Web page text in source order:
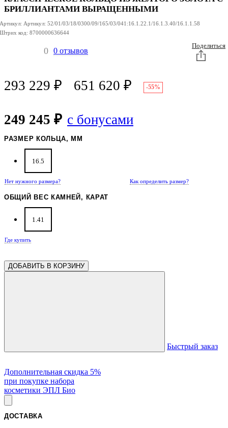
БРИЛЛИАНТАМИ ВЫРАЩЕННЫМИ
Артикул: Артикул: 52/01/03/18/0300/09/165/03/041:16.1.22.1/16.1.3.40/16.1.1.58
Штрих код: 8700000636644
0 0 отзывов
Поделиться
293 229 ₽ 651 620 ₽ -55%
249 245 ₽ с бонусами
РАЗМЕР КОЛЬЦА, ММ
16.5
Нет нужного размера? Как определить размер?
ОБЩИЙ ВЕС КАМНЕЙ, КАРАТ
1.41
Где купить
ДОБАВИТЬ В КОРЗИНУ
Быстрый заказ
Дополнительная скидка 5%
при покупке набора
косметики ЭПЛ Био
ДОСТАВКА